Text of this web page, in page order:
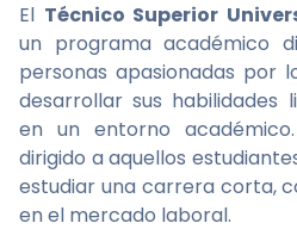
El Técnico Superior
un programa académico
personas apasionadas por
desarrollar sus habilidades
en un entorno
dirigido a aquellos
estudiar una carrera corta,
en el mercado laboral.